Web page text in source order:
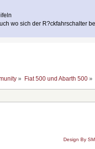
wo sich der R?ckfahrschalter
» Fiat 500 und Abarth 500»
Design By